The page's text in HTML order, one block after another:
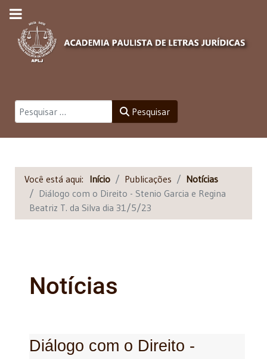
Pesquisar Pesquisar
Você está aqui: Início Publicações
Notícias
Diálogo com o Direito - Stenio Garcia e Regina
Beatriz T. da Silva dia 31/5/23
Notícias
Diálogo com o Direito -